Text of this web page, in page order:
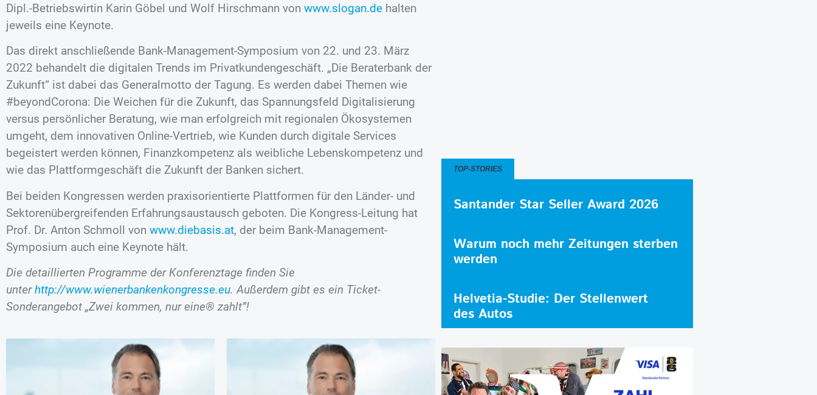
Dipl.-Betriebswirtin Karin Göbel und Wolf Hirschmann von www.slogan.de halten
jeweils eine Keynote.
Das direkt anschließende Bank-Management-Symposium von 22. und 23. März
2022 behandelt die digitalen Trends im Privatkundengeschäft. „Die Beraterbank der
Zukunft“ ist dabei das Generalmotto der Tagung. Es werden dabei Themen wie
#beyondCorona: Die Weichen für die Zukunft, das Spannungsfeld Digitalisierung
versus persönlicher Beratung, wie man erfolgreich mit regionalen Ökosystemen
umgeht, dem innovativen Online-Vertrieb, wie Kunden durch digitale Services
begeistert werden können, Finanzkompetenz als weibliche Lebenskompetenz und
wie das Plattformgeschäft die Zukunft der Banken sichert.
Bei beiden Kongressen werden praxisorientierte Plattformen für den Länder- und
Sektorenübergreifenden Erfahrungsaustausch geboten. Die Kongress-Leitung hat
Prof. Dr. Anton Schmoll von www.diebasis.at, der beim Bank-Management-
Symposium auch eine Keynote hält.
Die detaillierten Programme der Konferenztage finden Sie
unterhttp://www.wienerbankenkongresse.eu. Außerdem gibt es ein Ticket-
Sonderangebot „Zwei kommen, nur eine® zahlt”!
TOP-STORIES
Santander Star Seller Award 2026
Warum noch mehr Zeitungen sterben
werden
Helvetia-Studie: Der Stellenwert
des Autos